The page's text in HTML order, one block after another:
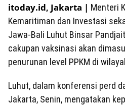
itoday.id, Jakarta | Menteri
Kemaritiman dan Investasi
Jawa-Bali Luhut Binsar
cakupan vaksinasi akan
penurunan level PPKM di
Luhut, dalam konferensi perd
Jakarta, Senin, mengatakan